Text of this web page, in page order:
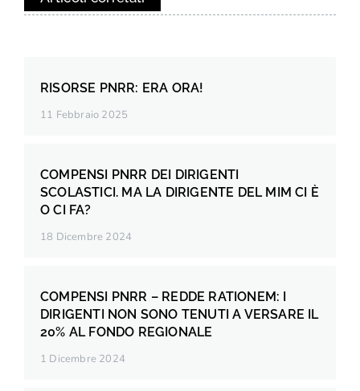
RISORSE PNRR: ERA ORA!
11 Febbraio 2025
COMPENSI PNRR DEI DIRIGENTI
SCOLASTICI. MA LA DIRIGENTE DEL MIM CI È
O CI FA?
18 Dicembre 2024
COMPENSI PNRR – REDDE RATIONEM: I
DIRIGENTI NON SONO TENUTI A VERSARE IL
20% AL FONDO REGIONALE
1 Dicembre 2024